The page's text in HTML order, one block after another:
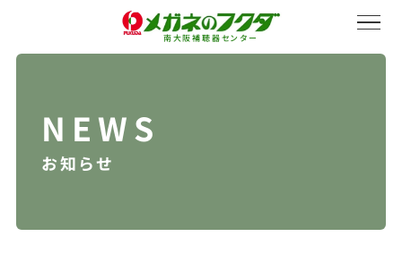
南大阪補聴器センター
サービス紹介
お知らせ